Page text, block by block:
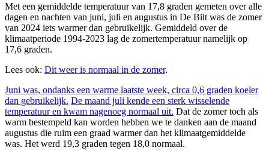
Met een gemiddelde temperatuur van 17,8 graden gemeten over alle
dagen en nachten van juni, juli en augustus in De Bilt was de zomer
van 2024 iets warmer dan gebruikelijk. Gemiddeld over de
klimaatperiode 1994-2023 lag de zomertemperatuur namelijk op
17,6 graden.
Lees ook: Dit weer is normaal in de zomer.
Juni was, ondanks een warme laatste week, circa 0,6 graden koeler
dan gebruikelijk. De maand juli kende een sterk wisselende
temperatuur en kwam nagenoeg normaal uit. Dat de zomer toch als
warm bestempeld kan worden hebben we te danken aan de maand
augustus die ruim een graad warmer dan het klimaatgemiddelde
was. Het werd 19,3 graden tegen 18,0 normaal.